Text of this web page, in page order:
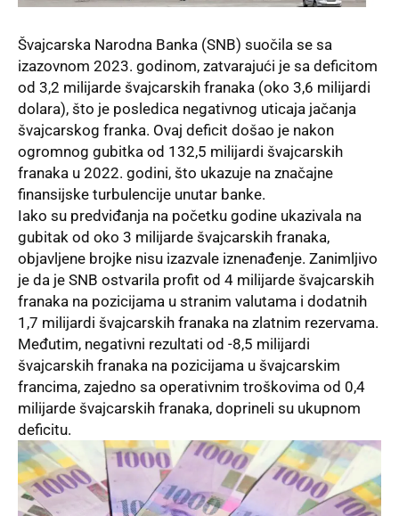
Švajcarska Narodna Banka (SNB) suočila se sa
izazovnom 2023. godinom, zatvarajući je sa deficitom
od 3,2 milijarde švajcarskih franaka (oko 3,6 milijardi
dolara), što je posledica negativnog uticaja jačanja
švajcarskog franka. Ovaj deficit došao je nakon
ogromnog gubitka od 132,5 milijardi švajcarskih
franaka u 2022. godini, što ukazuje na značajne
finansijske turbulencije unutar banke.
Iako su predviđanja na početku godine ukazivala na
gubitak od oko 3 milijarde švajcarskih franaka,
objavljene brojke nisu izazvale iznenađenje. Zanimljivo
je da je SNB ostvarila profit od 4 milijarde švajcarskih
franaka na pozicijama u stranim valutama i dodatnih
1,7 milijardi švajcarskih franaka na zlatnim rezervama.
Međutim, negativni rezultati od -8,5 milijardi
švajcarskih franaka na pozicijama u švajcarskim
francima, zajedno sa operativnim troškovima od 0,4
milijarde švajcarskih franaka, doprineli su ukupnom
deficitu.